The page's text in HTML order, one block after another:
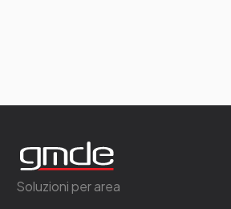
Soluzioni per area